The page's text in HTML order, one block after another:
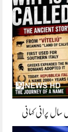
پرانی کہانی